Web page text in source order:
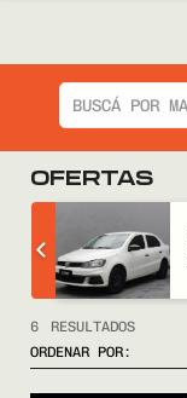
OFERTAS
6
RESULTADOS
ORDENAR POR: